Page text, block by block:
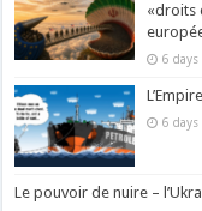
«droits
6 days
6 days
Le pouvoir de nuire –